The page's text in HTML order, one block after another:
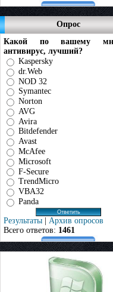
Опрос
Какой по вашему
антивирус, лучший?
Kaspersky
dr.Web
NOD 32
Symantec
Norton
AVG
Avira
Bitdefender
Avast
McAfee
Microsoft
F-Secure
TrendMicro
VBA32
Panda
Результаты | Архив опросов
Всего ответов: 1461